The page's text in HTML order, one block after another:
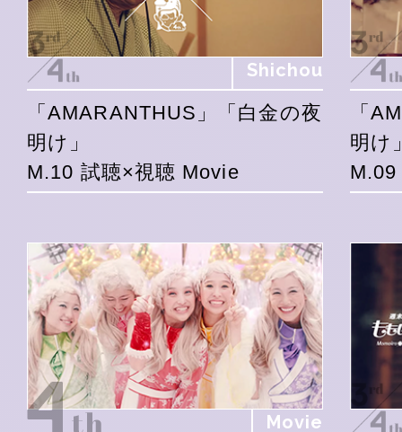
Shichou
「AMARANTHUS」「白金の夜
明け」
M.10 試聴×視聴 Movie
「
明け
Movie